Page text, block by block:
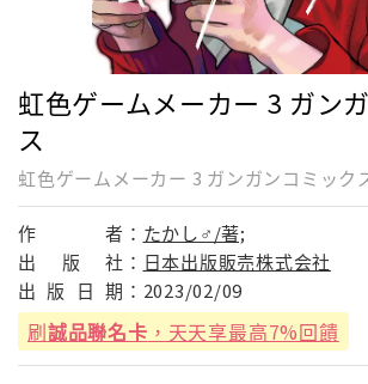
虹色ゲームメーカー 3 ガン
ス
虹色ゲームメーカー 3 ガンガンコミック
作 者： たかし♂/著;
出
版 社： 日本出版販売株式会社
出 版 日 期： 2023/02/09
刷誠品聯名卡 ，天天享最高7%回饋